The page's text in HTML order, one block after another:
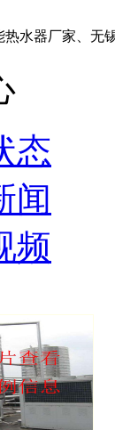
热水器厂家、无
态
闻
频